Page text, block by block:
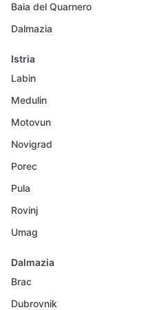
Baia del Quarnero
Dalmazia
Istria
Labin
Medulin
Motovun
Novigrad
Porec
Pula
Rovinj
Umag
Dalmazia
Brac
Dubrovnik